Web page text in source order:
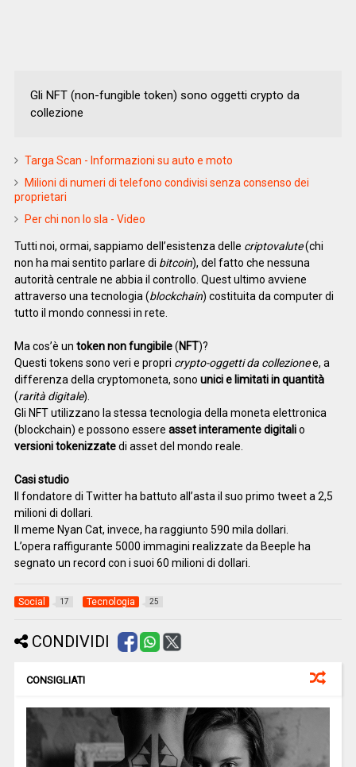
Gli NFT (non-fungible token) sono oggetti crypto da
collezione
Targa Scan - Informazioni su auto e moto
Milioni di numeri di telefono condivisi senza consenso dei
proprietari
Per chi non lo sla - Video
Tutti noi, ormai, sappiamo dell’esistenza delle criptovalute(chi
non ha mai sentito parlare di bitcoin), del fatto che nessuna
autorità centrale ne abbia il controllo. Quest ultimo avviene
attraverso una tecnologia (blockchain) costituita da computer di
tutto il mondo connessi in rete.
Ma cos’è un token non fungibile(NFT)?
Questi tokens sono veri e propri crypto-oggetti da collezionee, a
differenza della cryptomoneta, sono unici e limitati in quantità
(rarità digitale).
Gli NFT utilizzano la stessa tecnologia della moneta elettronica
(blockchain) e possono essere asset interamente digitalio
versioni tokenizzatedi asset del mondo reale.
Casi studio
Il fondatore di Twitter ha battuto all’asta il suo primo tweet a 2,5
milioni di dollari.
Il meme Nyan Cat, invece, ha raggiunto 590 mila dollari.
L’opera raffigurante 5000 immagini realizzate da Beeple ha
segnato un record con i suoi 60 milioni di dollari.
Social 17 Tecnologia 25
CONDIVIDI
CONSIGLIATI